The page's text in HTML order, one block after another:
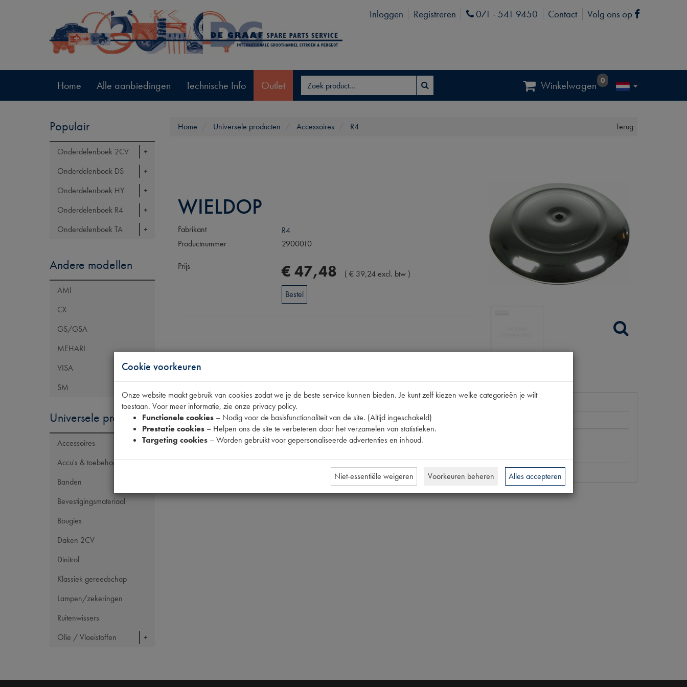
Inloggen Registreren Phone
071 - 541 9450 Contact Volg ons op Facebook
Home Alle aanbiedingen Technische Info Outlet Winkelwagen 0
Populair
Onderdelenboek 2CV
Onderdelenboek DS
Onderdelenboek HY
Onderdelenboek R4
Onderdelenboek TA
Andere modellen
AMI
CX
GS/GSA
MEHARI
VISA
SM
Universele producten
Accessoires
Accu's & toebehoren
Banden
Bevestigingsmateriaal
Bougies
Daken 2CV
Dinitrol
Klassiek gereedschap
Lampen/zekeringen
Ruitenwissers
Olie / Vloeistoffen
Terug
Home Universele producten Accessoires R4
WIELDOP
Fabrikant
R4
Productnummer
2900010
Prijs € 47,48 (€ 39,24excl. btw )
Bestel
Specificaties Omschrijving
Eigenschappen
Maten
[PW 4] Ø195MM
Cookie voorkeuren
Onze website maakt gebruik van cookies zodat we je de beste service kunnen bieden. Je kunt zelf kiezen welke categorieën je wilt
toestaan. Voor meer informatie, zie onze privacy policy.
Functionele cookies – Nodig voor de basisfunctionaliteit van de site. (Altijd ingeschakeld)
Prestatie cookies – Helpen ons de site te verbeteren door het verzamelen van statistieken.
Targeting cookies – Worden gebruikt voor gepersonaliseerde advertenties en inhoud.
Niet-essentiële weigeren Voorkeuren beheren Alles accepteren